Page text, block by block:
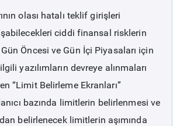
PİYASASI
olası hatalı teklif girişleri
ciddi finansal risklerin
Öncesi ve Gün İçi Piyasaları için
yazılımların devreye alınmaları
“Limit Belirleme Ekranları”
bazında limitlerin belirlenmesi ve
belirlenecek limitlerin aşımında